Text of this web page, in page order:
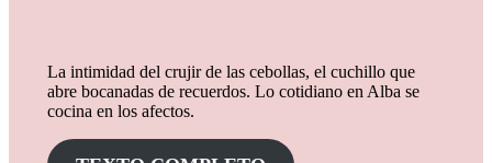
La intimidad del crujir de las cebollas, el cuchillo que
abre bocanadas de recuerdos. Lo cotidiano en Alba se
cocina en los afectos.